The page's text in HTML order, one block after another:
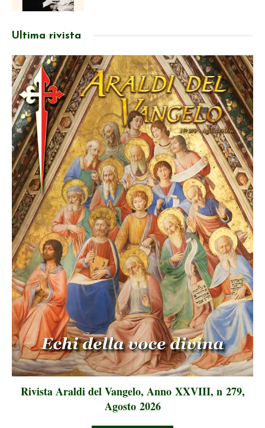
Ultima rivista
Rivista Araldi del Vangelo, Anno XXVIII, n 279,
Agosto 2026